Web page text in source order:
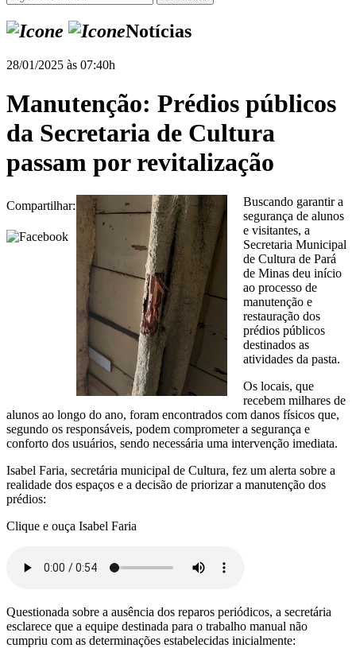
Notícias
28/01/2025 às 07:40h
Manutenção: Prédios públicos
da Secretaria de Cultura
passam por revitalização
Compartilhar:
Buscando garantir a
segurança de alunos
e visitantes, a
Secretaria Municipal
de Cultura de Pará
de Minas deu início
ao processo de
manutenção e
restauração dos
prédios públicos
destinados as
atividades da pasta.
Os locais, que
recebem milhares de
alunos ao longo do ano, foram encontrados com danos físicos que,
segundo os responsáveis, podem comprometer a segurança e
conforto dos usuários, sendo necessária uma intervenção imediata.
Isabel Faria, secretária municipal de Cultura, fez um alerta sobre a
realidade dos espaços e a decisão de priorizar a manutenção dos
prédios:
Clique e ouça Isabel Faria
Questionada sobre a ausência dos reparos periódicos, a secretária
esclarece que a equipe destinada para o trabalho manual não
cumpriu com as determinações estabelecidas inicialmente: